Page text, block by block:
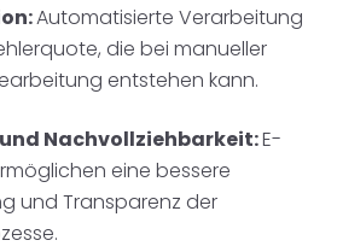
Automatisierte Verarbeitung
die bei manueller
entstehen kann.
Nachvollziehbarkeit:E-
eine bessere
und Transparenz der